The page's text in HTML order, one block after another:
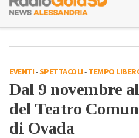
EVENTI-SPETTACOLI-TEMPO
Dal 9 novembre
del Teatro
di Ovada